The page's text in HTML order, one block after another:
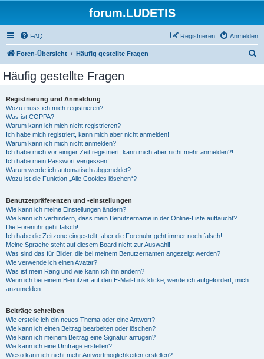
forum.LUDETIS
FAQ Anmelden
Registrieren
Foren-Übersicht Häufig gestellte Fragen
Häufig gestellte Fragen
Registrierung und Anmeldung
Wozu muss ich mich registrieren?
Was ist COPPA?
Warum kann ich mich nicht registrieren?
Ich habe mich registriert, kann mich aber nicht anmelden!
Warum kann ich mich nicht anmelden?
Ich habe mich vor einiger Zeit registriert, kann mich aber nicht mehr anmelden?!
Ich habe mein Passwort vergessen!
Warum werde ich automatisch abgemeldet?
Wozu ist die Funktion „Alle Cookies löschen“?
Benutzerpräferenzen und -einstellungen
Wie kann ich meine Einstellungen ändern?
Wie kann ich verhindern, dass mein Benutzername in der Online-Liste auftaucht?
Die Forenuhr geht falsch!
Ich habe die Zeitzone eingestellt, aber die Forenuhr geht immer noch falsch!
Meine Sprache steht auf diesem Board nicht zur Auswahl!
Was sind das für Bilder, die bei meinem Benutzernamen angezeigt werden?
Wie verwende ich einen Avatar?
Was ist mein Rang und wie kann ich ihn ändern?
Wenn ich bei einem Benutzer auf den E-Mail-Link klicke, werde ich aufgefordert, mich
anzumelden.
Beiträge schreiben
Wie erstelle ich ein neues Thema oder eine Antwort?
Wie kann ich einen Beitrag bearbeiten oder löschen?
Wie kann ich meinem Beitrag eine Signatur anfügen?
Wie kann ich eine Umfrage erstellen?
Wieso kann ich nicht mehr Antwortmöglichkeiten erstellen?